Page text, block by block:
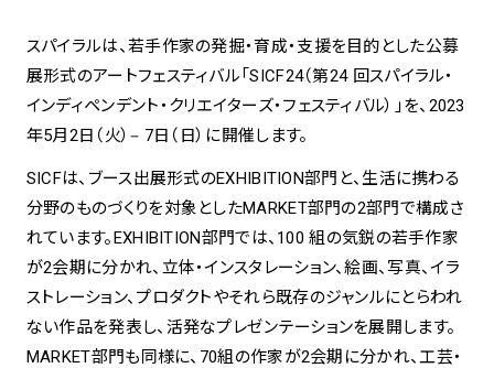
Spiral Rendezvous
Store
Spiral Rendezvous Store
グランスタ東京店
Others 3
松坂屋
MoN Park Cafe by Spiral
MoN Shop by Spiral
MoN Kitchen by Spiral
スパイラルは、若手作家の発掘・育成・支援を目的とした公募
展形式のアートフェスティバル「SICF24（第24 回スパイラル・
インディペンデント・クリエイターズ・フェスティバル）」を、2023
年5月2日（火）‒ 7日（日）に開催します。
SICFは、ブース出展形式のEXHIBITION部門と、生活に携わる
分野のものづくりを対象としたMARKET部門の2部門で構成さ
れています。EXHIBITION部門では、100 組の気鋭の若手作家
が2会期に分かれ、立体・インスタレーション、絵画、写真、イラ
ストレーション、プロダクトやそれら既存のジャンルにとらわれ
ない作品を発表し、活発なプレゼンテーションを展開します。
MARKET部門も同様に、70組の作家が2会期に分かれ、工芸・